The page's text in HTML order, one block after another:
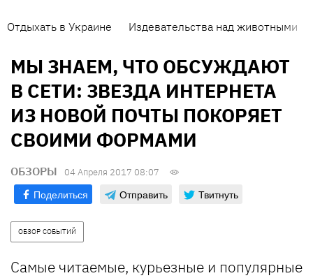
Отдыхать в Украине Издевательства над животными
МЫ ЗНАЕМ, ЧТО ОБСУЖДАЮТ
В СЕТИ: ЗВЕЗДА ИНТЕРНЕТА
ИЗ НОВОЙ ПОЧТЫ ПОКОРЯЕТ
СВОИМИ ФОРМАМИ
ОБЗОРЫ 04 Апреля 2017 08:07
Поделиться Отправить Твитнуть
ОБЗОР СОБЫТИЙ
Самые читаемые, курьезные и популярные